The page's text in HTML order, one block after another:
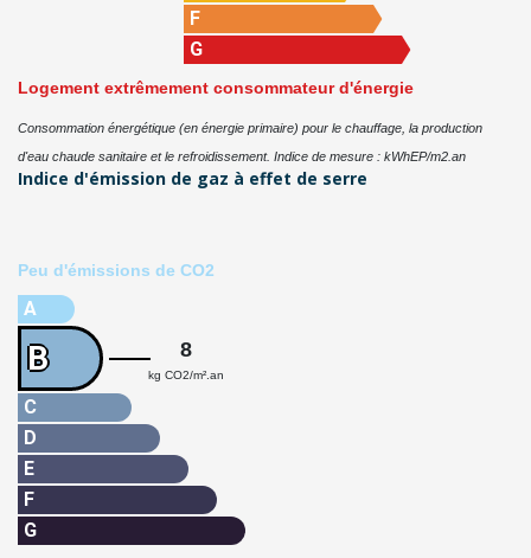
F
G
Logement extrêmement consommateur d'énergie
Consommation énergétique (en énergie primaire) pour le chauffage, la production
d'eau chaude sanitaire et le refroidissement. Indice de mesure : kWhEP/m2.an
Indice d'émission de gaz à effet de serre
Peu d'émissions de CO2
A
8
kg CO2/m².an
B
C
D
E
F
G